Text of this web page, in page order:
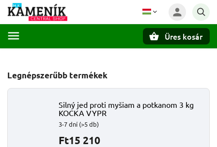
Üres kosár
Legnépszerűbb termékek
Silný jed proti myšiam a potkanom 3 kg
KOCKA VYPR
3-7 dní (>5 db)
Ft15 210